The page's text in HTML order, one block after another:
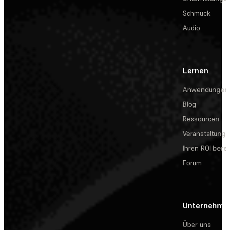
Schmuck
Audio
Lernen
Blog
Ressourcen
Ihren ROI
Forum
Über uns